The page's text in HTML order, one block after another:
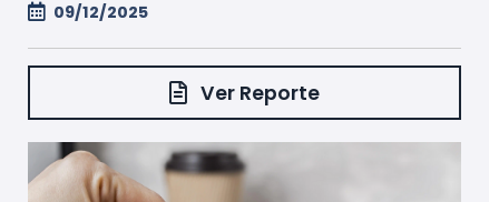
09/12/2025
Ver Reporte